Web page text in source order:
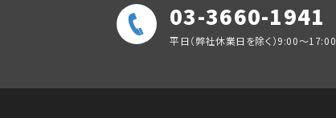
03-3660-1941
平日（弊社休業日を除く）9:00～17:00